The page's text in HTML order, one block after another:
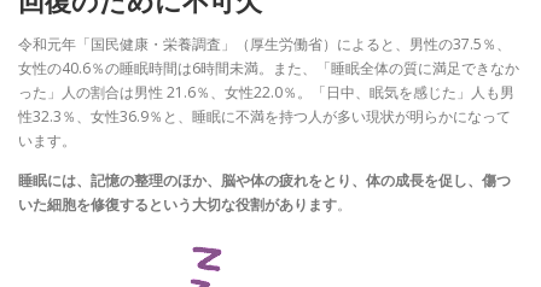
令和元年「国民健康・栄養調査」（厚生労働省）によると、男性の37.5％、
女性の40.6％の睡眠時間は6時間未満。また、「睡眠全体の質に満足できなか
った」人の割合は男性 21.6％、女性22.0％。「日中、眠気を感じた」人も男
性32.3％、女性36.9％と、睡眠に不満を持つ人が多い現状が明らかになって
います。
睡眠には、記憶の整理のほか、脳や体の疲れをとり、体の成長を促し、傷つ
いた細胞を修復するという大切な役割があります。